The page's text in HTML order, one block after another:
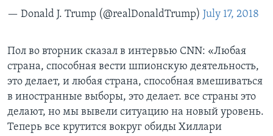
— Donald J. Trump (@realDonaldTrump) July 17, 2018
Пол во вторник сказал в интервью CNN: «Любая
страна, способная вести шпионскую деятельность,
это делает, и любая страна, способная вмешиваться
в иностранные выборы, это делает. все страны это
делают, но мы вывели ситуацию на новый уровень.
Теперь все крутится вокруг обиды Хиллари